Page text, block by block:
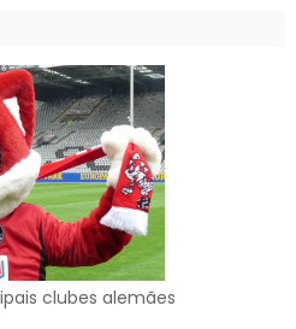
clubes alemães